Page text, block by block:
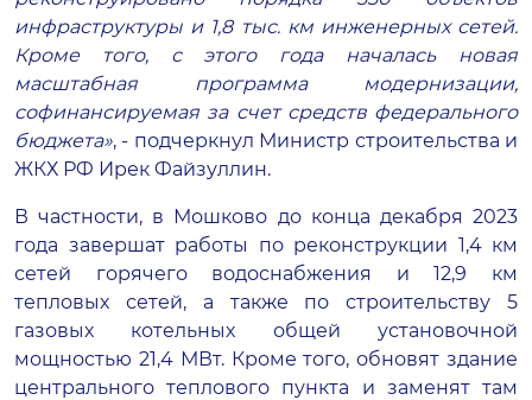
инфраструктуры и 1,8 тыс. км инженерных сетей.
Кроме того, с этого года началась новая
масштабная программа модернизации,
софинансируемая за счет средств федерального
бюджета», - подчеркнул Министр строительства и
ЖКХ РФ Ирек Файзуллин.
В частности, в Мошково до конца декабря 2023
года завершат работы по реконструкции 1,4 км
сетей горячего водоснабжения и 12,9 км
тепловых сетей, а также по строительству 5
газовых котельных общей установочной
мощностью 21,4 МВт. Кроме того, обновят здание
центрального теплового пункта и заменят там